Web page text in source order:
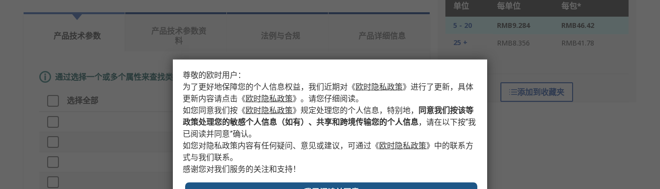
单位 每单位 每包*
5 - 20 RMB9.284
RMB46.42
25 +
RMB8.356 RMB41.78
添加到收藏夹
产品技术参数
产品技术参数资
料
法例与合规 产品详细信息
通过选择一个或多个属性来查找类似产品。
选择全部 属性 值
品牌 RS PRO
产品类型 氯丁橡胶垫
附件类型
使用于 M5 六角头螺栓
尊敬的欧时用户：
为了更好地保障您的个人信息权益，我们近期对 《欧时隐私政策》 进行了更新，具体
更新内容请点击 《欧时隐私政策》 。请您仔细阅读。
如您同意我们按 《欧时隐私政策》 规定处理您的个人信息，特别地，
同意我们按该等
政策处理您的敏感个人信息（如有）、共享和跨境传输您的个人信息，请在以下按“我
已阅读并同意”确认。
如您对隐私政策内容有任何疑问、意见或建议，可通过 《欧时隐私政策》 中的联系方
式与我们联系。
感谢您对我们服务的关注和支持！